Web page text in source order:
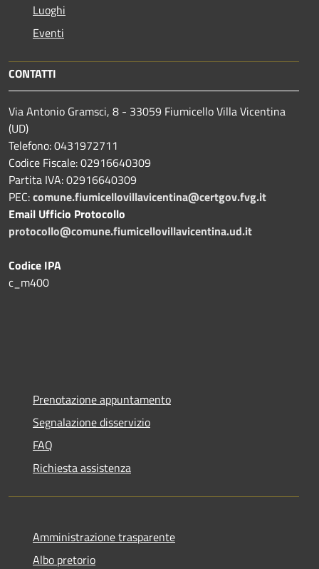
Luoghi
Eventi
CONTATTI
Via Antonio Gramsci, 8 - 33059 Fiumicello Villa Vicentina
(UD)
Telefono: 0431972711
Codice Fiscale: 02916640309
Partita IVA: 02916640309
PEC:comune.fiumicellovillavicentina@certgov.fvg.it
Email Ufficio Protocollo
protocollo@comune.fiumicellovillavicentina.ud.it
Codice IPA
c_m400
Prenotazione appuntamento
Segnalazione disservizio
FAQ
Richiesta assistenza
Amministrazione trasparente
Albo pretorio